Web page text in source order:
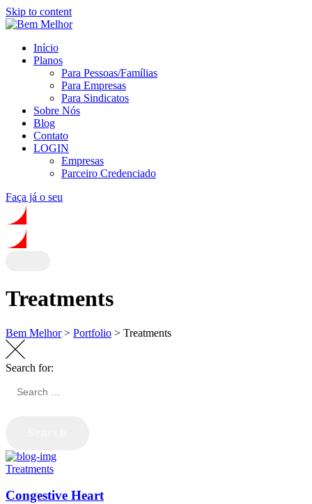
Skip to content
Início
Planos
Para Pessoas/Famílias
Para Empresas
Para Sindicatos
Sobre Nós
Blog
Contato
LOGIN
Empresas
Parceiro Credenciado
Faça já o seu
Treatments
Bem Melhor> Portfolio > Treatments
Search for:
Treatments
Congestive Heart